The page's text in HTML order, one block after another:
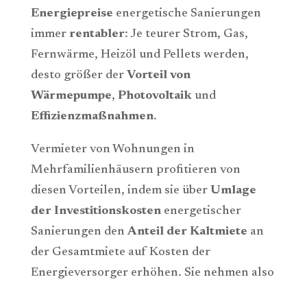
Energiepreise energetische Sanierungen
immer rentabler: Je teurer Strom, Gas,
Fernwärme, Heizöl und Pellets werden,
desto größer der Vorteil von
Wärmepumpe, Photovoltaikund
Effizienzmaßnahmen.
Vermieter von Wohnungen in
Mehrfamilienhäusern profitieren von
diesen Vorteilen, indem sie über Umlage
der Investitionskostenenergetischer
Sanierungen denAnteil der Kaltmiete an
der Gesamtmiete auf Kosten der
Energieversorger erhöhen. Sie nehmen also